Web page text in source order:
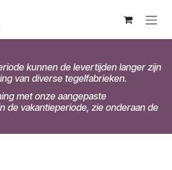
kunnen de levertijden langer zijn
van diverse tegelfabrieken.
met onze aangepaste
de vakantieperiode, zie onderaan de